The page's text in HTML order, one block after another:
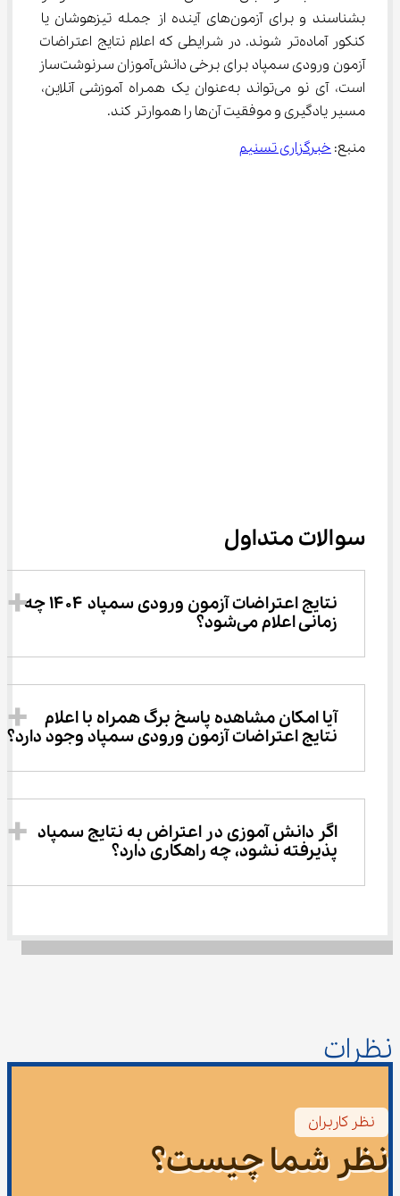
بشناسند و برای آزمون‌های آینده از جمله تیزهوشان یا
کنکور آماده‌تر شوند. در شرایطی که اعلام نتایج اعتراضات
آزمون ورودی سمپاد برای برخی دانش‌آموزان سرنوشت‌ساز
است، آی‌ نو می‌تواند به‌عنوان یک همراه آموزشی آنلاین،
مسیر یادگیری و موفقیت آن‌ها را هموارتر کند.
منبع: خبرگزاری تسنیم
سوالات متداول
نتایج اعتراضات آزمون ورودی سمپاد ۱۴۰۴ چه
زمانی اعلام می‌شود؟
آیا امکان مشاهده پاسخ‌ برگ همراه با اعلام
نتایج اعتراضات آزمون ورودی سمپاد وجود دارد؟
اگر دانش ‌آموزی در اعتراض به نتایج سمپاد
پذیرفته نشود، چه راهکاری دارد؟
نظرات
نظر کاربران
نظر شما چیست؟